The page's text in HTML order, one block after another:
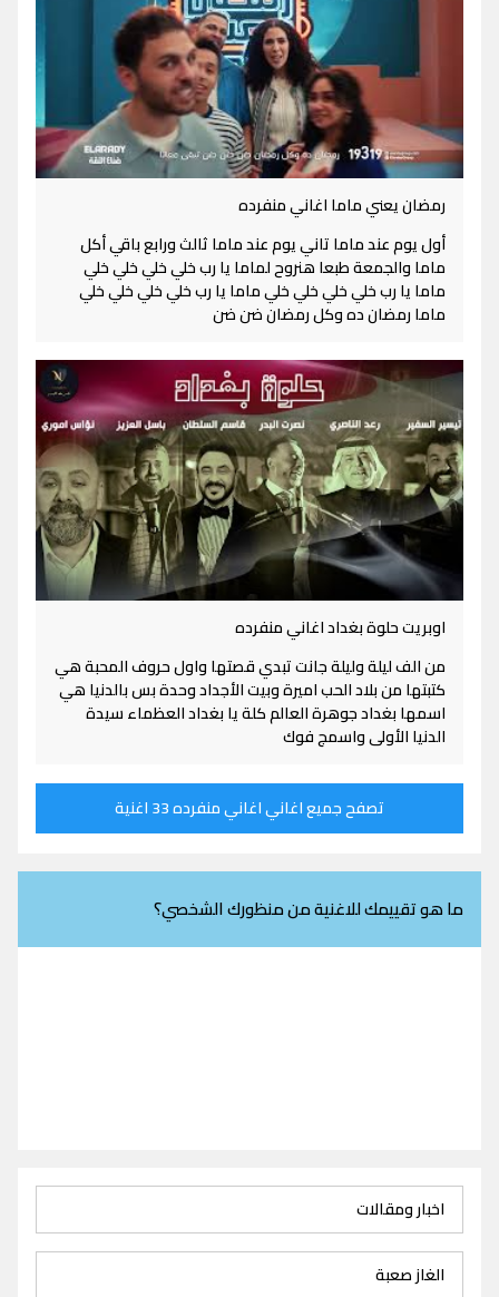
رمضان يعني ماما اغاني منفرده
أول يوم عند ماما تاني يوم عند ماما ثالث ورابع باقي أكل
ماما والجمعة طبعا هنروح لماما يا رب خلي خلي خلي خلي
ماما يا رب خلي خلي خلي خلي ماما يا رب خلي خلي خلي خلي
ماما رمضان ده وكل رمضان ضن ضن
اوبريت حلوة بغداد اغاني منفرده
من الف ليلة وليلة جانت تبدي قصتها واول حروف المحبة هي
كتبتها من بلاد الحب اميرة وبيت الأجداد وحدة بس بالدنيا هي
اسمها بغداد جوهرة العالم كلة يا بغداد العظماء سيدة
الدنيا الأولى واسمج فوك
تصفح جميع اغاني اغاني منفرده 33 اغنية
ما هو تقييمك للاغنية من منظورك الشخصي؟
اخبار ومقالات
الغاز صعبة